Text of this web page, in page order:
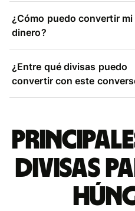
¿Cómo puedo convertir mi
dinero?
¿Entre qué divisas puedo
convertir con este
divisas